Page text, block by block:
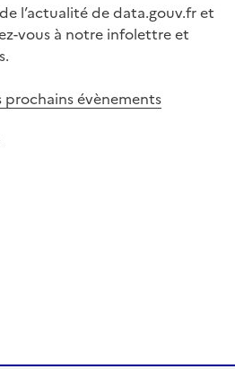
l’actualité de data.gouv.fr et
vous à notre infolettre et
prochains évènements